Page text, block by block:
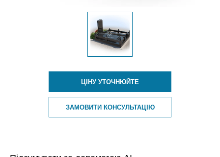
ЦІНУ УТОЧНЮЙТЕ
ЗАМОВИТИ КОНСУЛЬТАЦІЮ